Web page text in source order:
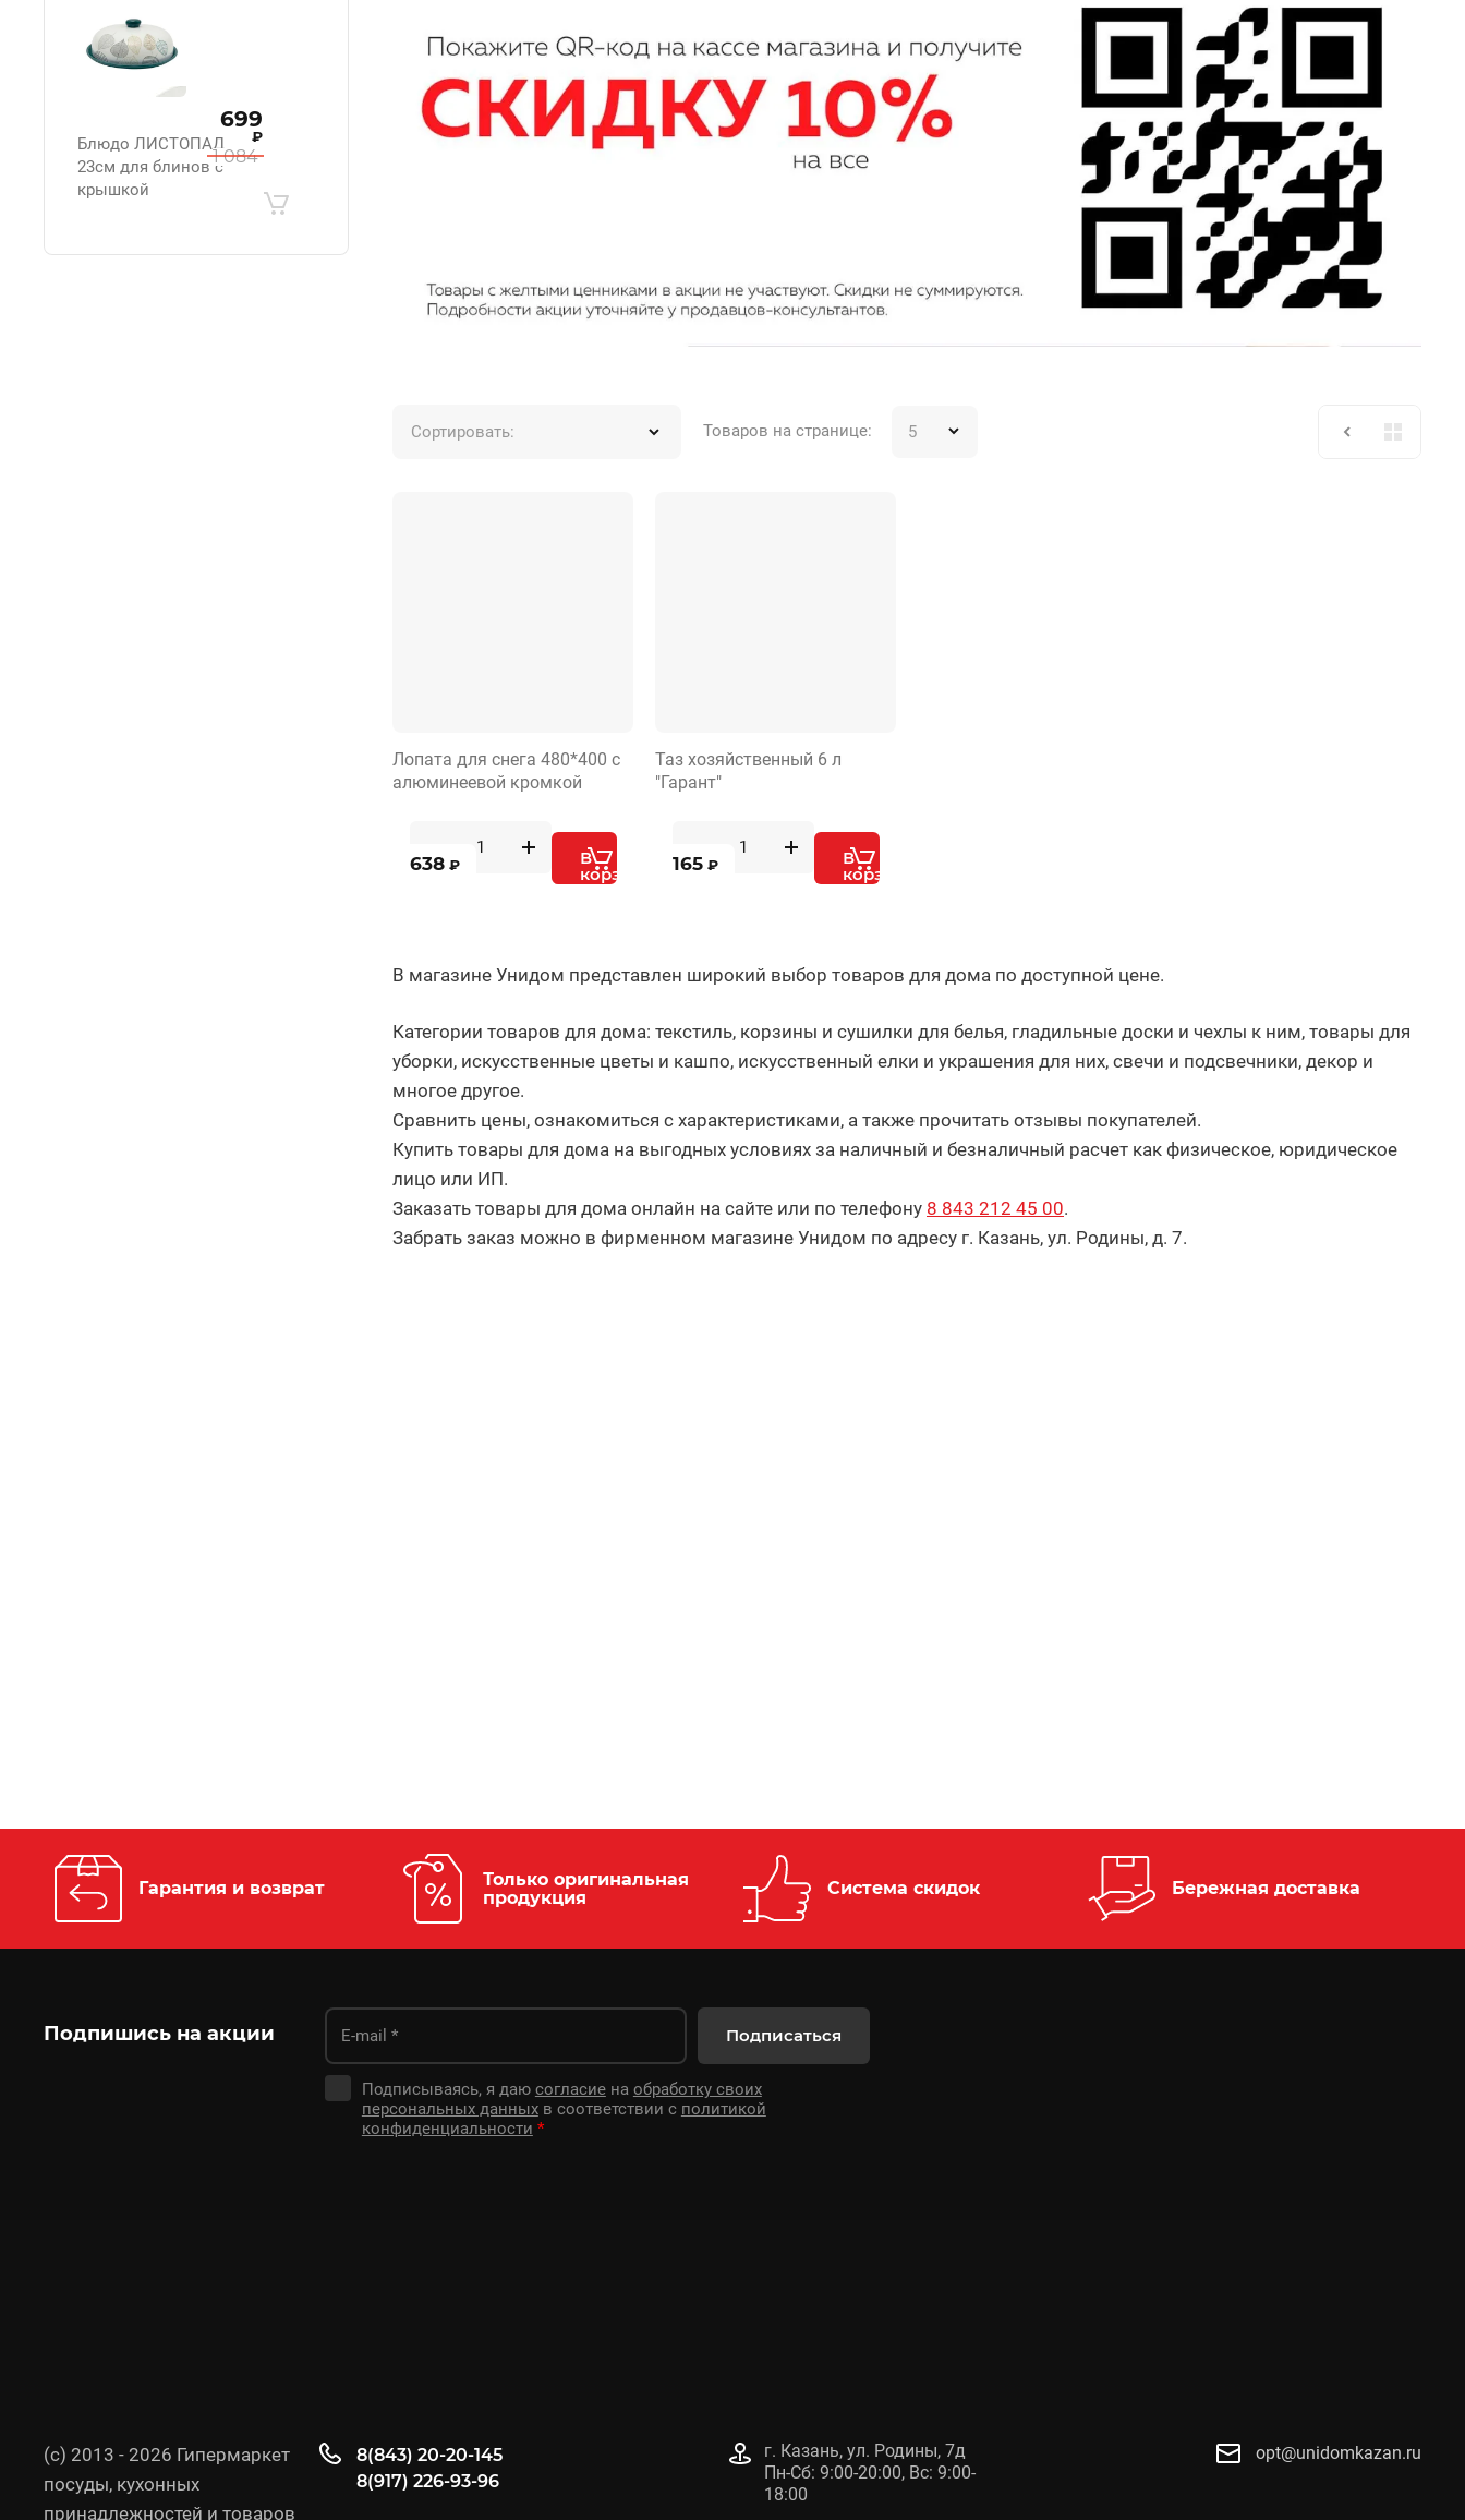
Блюдо ЛИСТОПАД
23см для блинов с
крышкой
1 084
699
₽
Сортировать: Товаров на странице:
Лопата для снега 480*400 с
алюминеевой кромкой
638 ₽ В
корзину
Таз хозяйственный 6 л
"Гарант"
165 ₽ В
корзину
В магазине Унидом представлен широкий выбор товаров для дома по доступной цене.
Категории товаров для дома: текстиль, корзины и сушилки для белья, гладильные доски и чехлы к ним, товары для
уборки, искусственные цветы и кашпо, искусственный елки и украшения для них, свечи и подсвечники, декор и
многое другое.
Сравнить цены, ознакомиться с характеристиками, а также прочитать отзывы покупателей.
Купить товары для дома на выгодных условиях за наличный и безналичный расчет как физическое, юридическое
лицо или ИП.
Заказать товары для дома онлайн на сайте или по телефону 8 843 212 45 00.
Забрать заказ можно в фирменном магазине Унидом по адресу г. Казань, ул. Родины, д. 7.
Гарантия и возврат
Только оригинальная
продукция
Система скидок Бережная доставка
Подпишись на акции
Подписываясь, я даю согласиена обработку своих
персональных данныхв соответствии с политикой
конфиденциальности *
Подписаться
(с) 2013 - 2026 Гипермаркет
посуды, кухонных
принадлежностей и товаров
8(843) 20-20-145
8(917) 226-93-96
г. Казань, ул. Родины, 7д
Пн-Сб: 9:00-20:00, Вс: 9:00-
18:00
opt@unidomkazan.ru